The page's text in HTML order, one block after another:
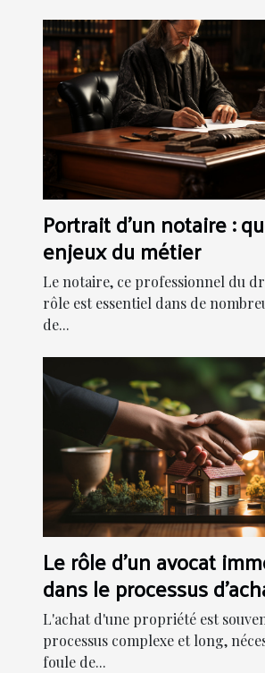
Portrait d'un notaire :
enjeux du métier
Le notaire, ce professionnel du
rôle est essentiel dans de
de...
Le rôle d'un avocat
dans le processus
propriété
L'achat d'une propriété est
processus complexe et long,
foule de...